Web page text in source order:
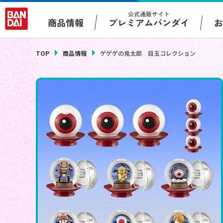
商品情報
公式通販サイト
プレミアムバンダイ
TOP 商品情報 ゲゲゲの鬼太郎 目玉コレクション